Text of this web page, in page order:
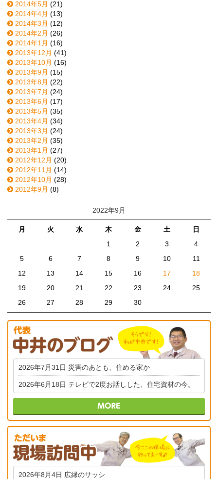
2014年5月 (21)
2014年4月 (13)
2014年3月 (12)
2014年2月 (26)
2014年1月 (16)
2013年12月 (41)
2013年10月 (16)
2013年9月 (15)
2013年8月 (22)
2013年7月 (24)
2013年6月 (17)
2013年5月 (35)
2013年4月 (34)
2013年3月 (24)
2013年2月 (35)
2013年1月 (27)
2012年12月 (20)
2012年11月 (14)
2012年10月 (28)
2012年9月 (8)
2022年9月
月 火 水 木 金 土
日
1
2 3
4
5
6 7 8 9 10
11
12
13 14 15 16 17
18
19
20 21 22 23 24
25
26
27 28 29 30
2026年7月31日 災害のあとも、住める家か
2026年6月18日 テレビで2度お話しした、住宅資材の今。
2026年8月4日 広縁のサッシ